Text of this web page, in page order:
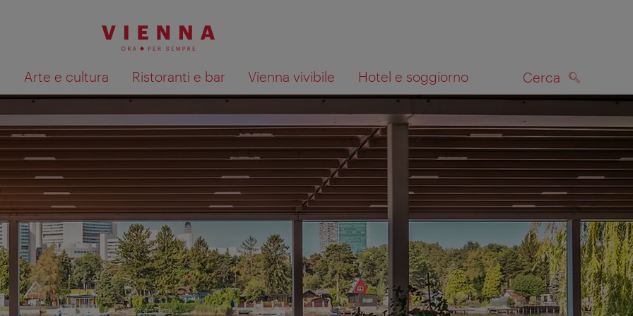
Arte e cultura Ristoranti e bar Vienna vivibile Hotel e soggiorno Cerca
Mostra i risultati della ricerca sulla mappa CERCA